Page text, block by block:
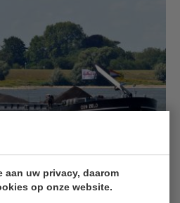
aan uw privacy, daarom
op onze website.